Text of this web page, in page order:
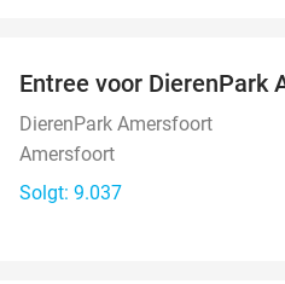
Entree voor DierenPark
DierenPark Amersfoort
Amersfoort
Solgt: 9.037